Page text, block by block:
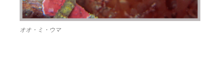
オオ・ミ・ウマ